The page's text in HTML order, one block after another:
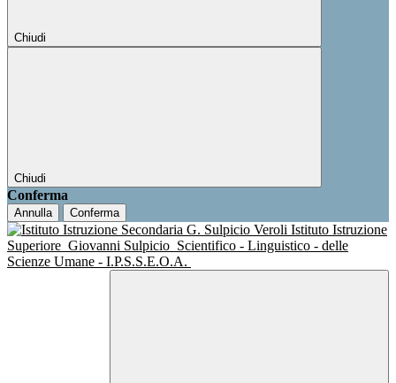
Chiudi
Chiudi
Conferma
Annulla Conferma
Istituto Istruzione
Superiore Giovanni Sulpicio Scientifico - Linguistico - delle
Scienze Umane - I.P.S.S.E.O.A.